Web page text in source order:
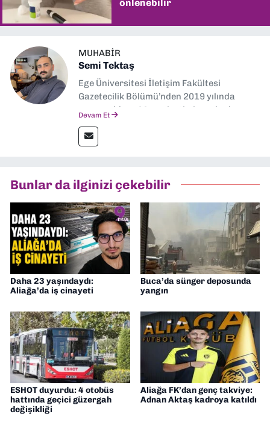
önlenebilir
MUHABIR
Semi Tektaş
Ege Üniversitesi İletişim Fakültesi
Gazetecilik Bölümü’nden 2019 yılında
mezun oldum. Mezuniyetimin ardından
Gazetesi gibi yayınlarda görev alarak
gazetecilik kariyerime başladım. Şubat
muhabirliği yapıyorum.
Devam Et
Bunlar da ilginizi çekebilir
Daha 23 yaşındaydı:
Aliağa’da iş cinayeti
Buca’da sünger deposunda
yangın
ESHOT duyurdu: 4 otobüs
hattında geçici güzergah
değişikliği
Aliağa FK’dan genç takviye:
Adnan Aktaş kadroya katıldı